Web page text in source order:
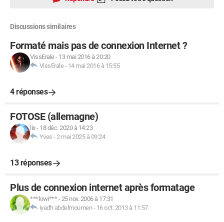
Discussions similaires
Formaté mais pas de connexion Internet ?
VissErale- 13 mai 2016 à 20:20
VissErale- 14 mai 2016 à 15:55
4 réponses
FOTOSE (allemagne)
lix- 18 déc. 2020 à 14:23
Yves -2 mai 2025 à 09:24
13 réponses
Plus de connexion internet après formatage
***kiwi***-25 nov. 2006 à 17:31
iyadh abdelmoumen- 16 oct. 2013 à 11:57